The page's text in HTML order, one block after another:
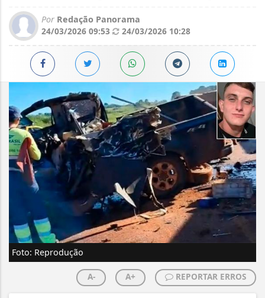
Por Redação Panorama
24/03/2026 09:53
24/03/2026 10:28
Foto: Reprodução
A- A+ REPORTAR ERROS